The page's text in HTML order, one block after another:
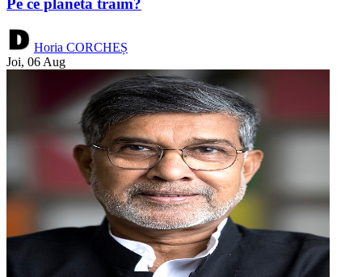
Pe ce planetă trăim?
Horia CORCHEȘ
Joi, 06 Aug